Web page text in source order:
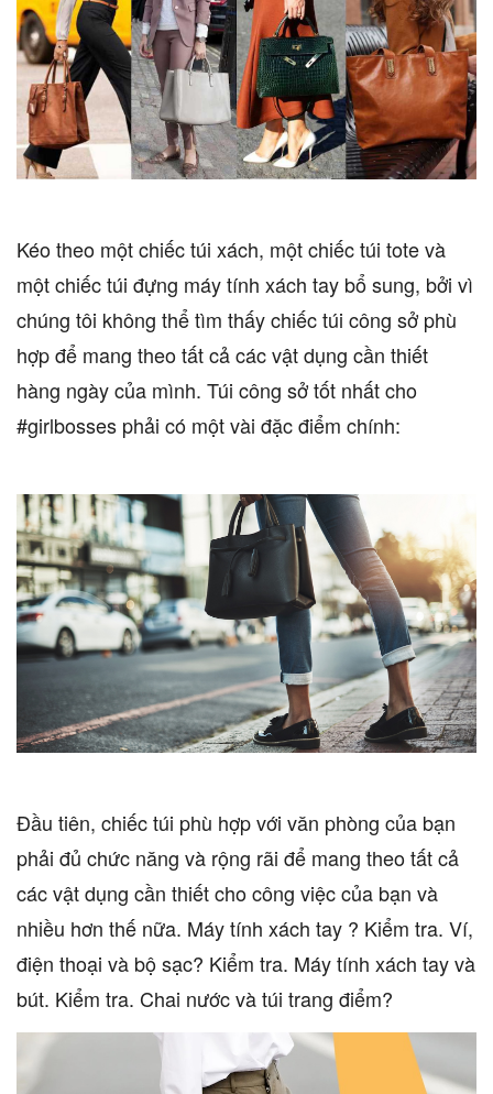
Kéo theo một chiếc túi xách, một chiếc túi tote và
một chiếc túi đựng máy tính xách tay bổ sung, bởi vì
chúng tôi không thể tìm thấy chiếc túi công sở phù
hợp để mang theo tất cả các vật dụng cần thiết
hàng ngày của mình. Túi công sở tốt nhất cho
#girlbosses phải có một vài đặc điểm chính:
Đầu tiên, chiếc túi phù hợp với văn phòng của bạn
phải đủ chức năng và rộng rãi để mang theo tất cả
các vật dụng cần thiết cho công việc của bạn và
nhiều hơn thế nữa. Máy tính xách tay ? Kiểm tra. Ví,
điện thoại và bộ sạc? Kiểm tra. Máy tính xách tay và
bút. Kiểm tra. Chai nước và túi trang điểm?